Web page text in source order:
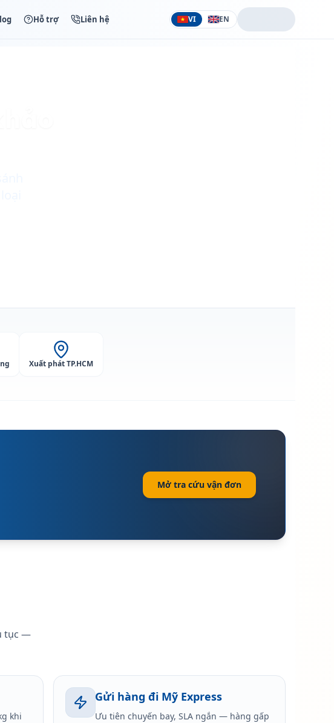
Hỗ trợ Liên hệ VI EN
Xuất phát TP.HCM
Mở tra cứu vận đơn
tục —
khi
Gửi hàng đi Mỹ Express
Ưu tiên chuyến bay, SLA ngắn — hàng gấp